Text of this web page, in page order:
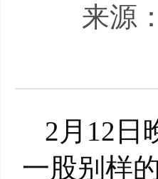
来源
2月12日
一股别样